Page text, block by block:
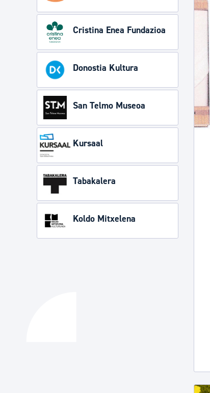
Cristina Enea Fundazioa
Donostia Kultura
San Telmo Museoa
Kursaal
Tabakalera
Koldo Mitxelena